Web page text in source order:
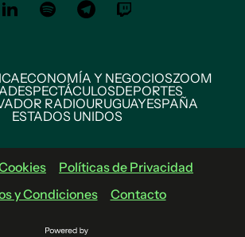
ECONOMÍA Y NEGOCIOSZOOM
ESPECTÁCULOSDEPORTES
RADIOURUGUAYESPAÑA
ESTADOS UNIDOS
Políticas de Privacidad
y Condiciones
Contacto